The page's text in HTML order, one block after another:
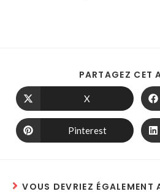
PARTAGEZ CET
X
Pinterest
VOUS DEVRIEZ ÉGALEMENT